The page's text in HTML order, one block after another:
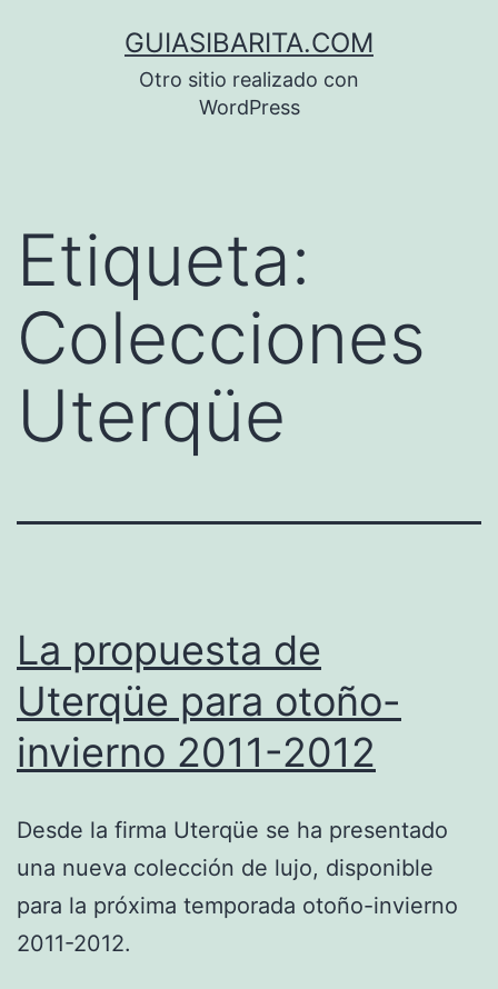
GUIASIBARITA.COM
Otro sitio realizado con
WordPress
Etiqueta:
Colecciones
Uterqüe
La propuesta de
Uterqüe para otoño-
invierno 2011-2012
Desde la firma Uterqüe se ha presentado
una nueva colección de lujo, disponible
para la próxima temporada otoño-invierno
2011-2012.